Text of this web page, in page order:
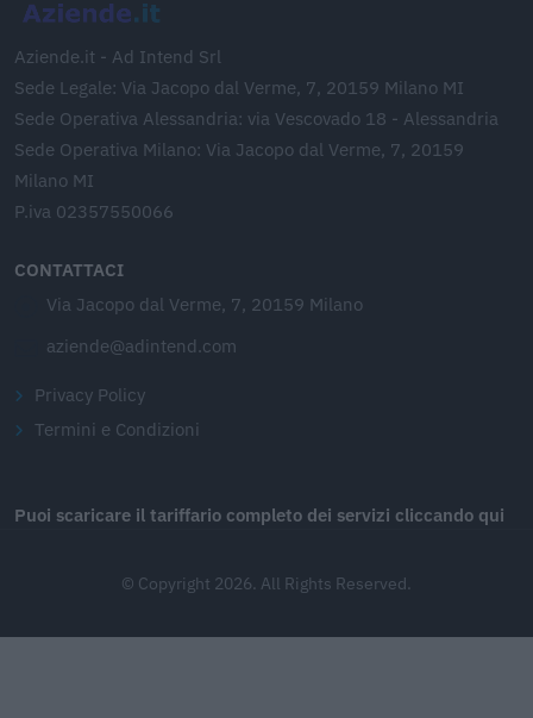
Aziende.it - Ad Intend Srl
Sede Legale: Via Jacopo dal Verme, 7, 20159 Milano MI
Sede Operativa Alessandria: via Vescovado 18 - Alessandria
Sede Operativa Milano: Via Jacopo dal Verme, 7, 20159
Milano MI
P.iva 02357550066
CONTATTACI
Via Jacopo dal Verme, 7, 20159 Milano
aziende@adintend.com
Privacy Policy
Termini e Condizioni
Puoi scaricare il tariffario completo dei servizi cliccando qui
© Copyright 2026. All Rights Reserved.